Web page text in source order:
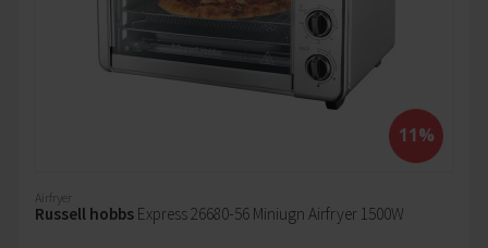
11%
Airfryer
Russell hobbs Express 26680-56 Miniugn Airfryer 1500W